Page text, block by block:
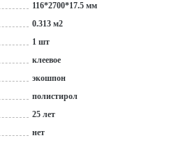
116*2700*17.5 мм
0.313 м2
1 шт
клеевое
экошпон
полистирол
25 лет
нет